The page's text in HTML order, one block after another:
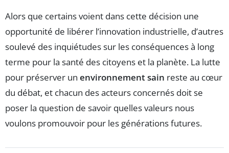
Alors que certains voient dans cette décision une
opportunité de libérer l’innovation industrielle, d’autres
soulevé des inquiétudes sur les conséquences à long
terme pour la santé des citoyens et la planète. La lutte
pour préserver un environnement sain reste au cœur
du débat, et chacun des acteurs concernés doit se
poser la question de savoir quelles valeurs nous
voulons promouvoir pour les générations futures.